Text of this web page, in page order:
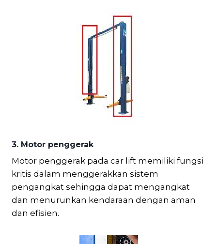
3. Motor penggerak
Motor penggerak pada car lift memiliki fungsi
kritis dalam menggerakkan sistem
pengangkat sehingga dapat mengangkat
dan menurunkan kendaraan dengan aman
dan efisien.